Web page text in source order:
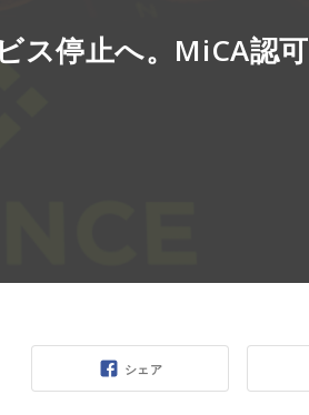
ス停止へ。MiCA認可
シェア